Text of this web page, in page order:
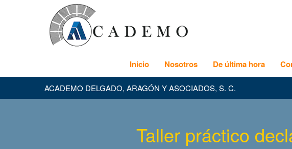
Inicio Nosotros De última hora
ACADEMO DELGADO, ARAGÓN Y ASOCIADOS, S. C.
Taller práctico